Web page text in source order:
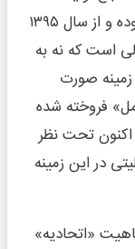
میلیون تومان تحت عنوان «آماده‌سازی» بوده و از سال ۱۳۹۵
است که نه به
صورت
فروخته شده
اکنون تحت نظر
در این زمینه
«اتحادیه»